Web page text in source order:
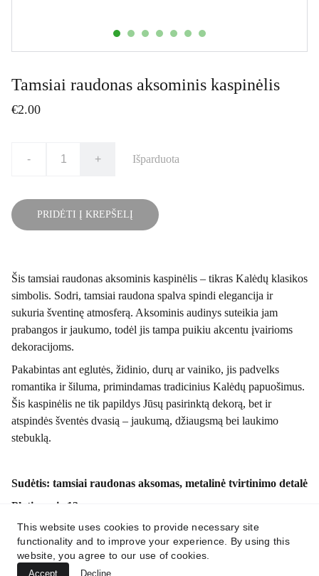
Tamsiai raudonas aksominis kaspinėlis
€2.00
- + Išparduota
PRIDĖTI Į KREPŠELĮ
Šis tamsiai raudonas aksominis kaspinėlis – tikras Kalėdų klasikos
simbolis. Sodri, tamsiai raudona spalva spindi elegancija ir
sukuria šventinę atmosferą. Aksominis audinys suteikia jam
prabangos ir jaukumo, todėl jis tampa puikiu akcentu įvairioms
dekoracijoms.
Pakabintas ant eglutės, židinio, durų ar vainiko, jis padvelks
romantika ir šiluma, primindamas tradicinius Kalėdų papuošimus.
Šis kaspinėlis ne tik papildys Jūsų pasirinktą dekorą, bet ir
atspindės šventės dvasią – jaukumą, džiaugsmą bei laukimo
stebuklą.
Sudėtis: tamsiai raudonas aksomas, metalinė tvirtinimo detalė
Plotis: apie 12 cm
Ilgis: apie 20 cm
This website uses cookies to provide necessary site
functionality and to improve your experience. By using this
website, you agree to our use of cookies.
Accept Decline